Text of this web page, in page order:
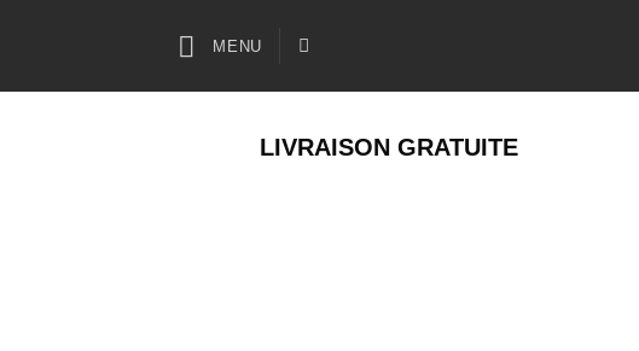
MENU
LIVRAISON GRATUITE